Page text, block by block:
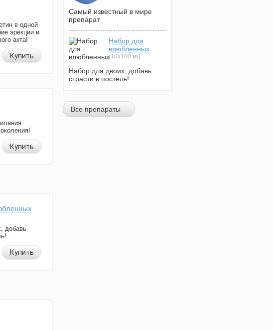
в одной
эрекции и
акта!
Купить
Купить
добавь
Купить
Самый известный в мире
препарат
Набор для
влюбленных
(10х100 мг)
Набор для двоих, добавь
страсти в постель!
Все препараты